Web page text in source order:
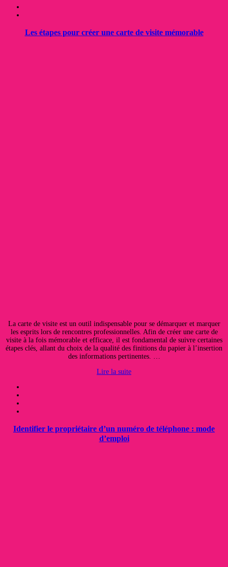
Les étapes pour créer une carte de visite mémorable
La carte de visite est un outil indispensable pour se démarquer et marquer
les esprits lors de rencontres professionnelles. Afin de créer une carte de
visite à la fois mémorable et efficace, il est fondamental de suivre certaines
étapes clés, allant du choix de la qualité des finitions du papier à l’insertion
des informations pertinentes. …
Lire la suite
Identifier le propriétaire d’un numéro de téléphone : mode
d’emploi